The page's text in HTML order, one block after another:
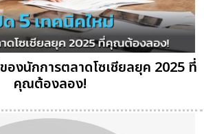
องนักการตลาดโซเชียลยุค 2025 ที่
คุณต้องลอง!